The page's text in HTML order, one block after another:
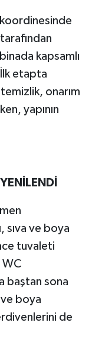
koordinesinde
kapsamlı
etapta
onarım
yapının
sıva ve boya
tuvaleti
WC
baştan sona
boya
de